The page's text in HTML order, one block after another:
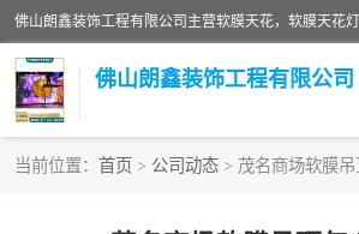
佛山朗鑫装饰工程有限公司
当前位置： 首页 > 公司动态 > 茂名商场软膜